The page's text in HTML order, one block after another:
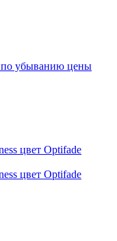
по убыванию цены